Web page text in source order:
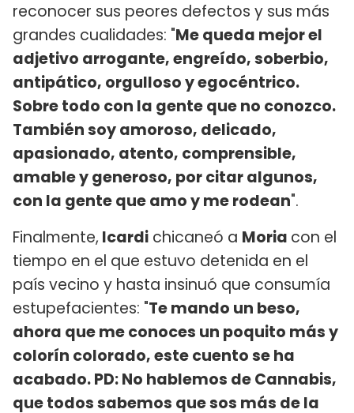
reconocer sus peores defectos y sus más
grandes cualidades: "Me queda mejor el
adjetivo arrogante, engreído, soberbio,
antipático, orgulloso y egocéntrico.
Sobre todo con la gente que no conozco.
También soy amoroso, delicado,
apasionado, atento, comprensible,
amable y generoso, por citar algunos,
con la gente que amo y me rodean".
Finalmente, Icardi chicaneó a Moria con el
tiempo en el que estuvo detenida en el
país vecino y hasta insinuó que consumía
estupefacientes: "Te mando un beso,
ahora que me conoces un poquito más y
colorín colorado, este cuento se ha
acabado. PD: No hablemos de Cannabis,
que todos sabemos que sos más de la